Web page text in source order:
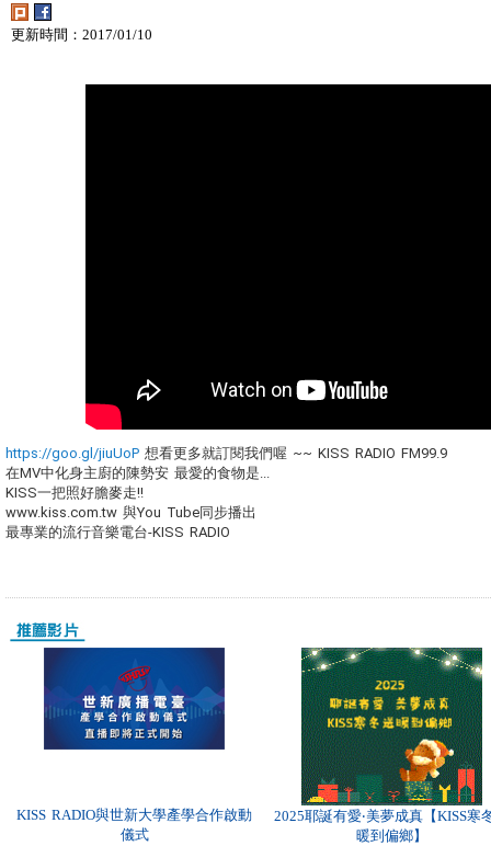
更新時間：2017/01/10
https://goo.gl/jiuUoP 想看更多就訂閱我們喔 ~~ KISS RADIO FM99.9
在MV中化身主廚的陳勢安 最愛的食物是...
KISS一把照好膽麥走!!
www.kiss.com.tw 與You Tube同步播出
最專業的流行音樂電台-KISS RADIO
KISS RADIO與世新大學產學合作啟動
儀式
2025耶誕有愛‧美夢成真【KISS寒
暖到偏鄉】